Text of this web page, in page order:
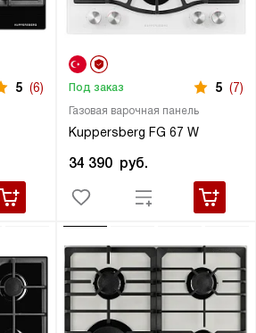
5 (6)
Газовая варочная панель
Kuppersberg FG 67 W
Под заказ 5 (7)
34 390 руб.